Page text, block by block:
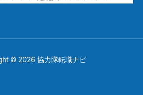
© 2026 協力隊転職ナビ